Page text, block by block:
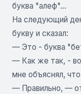
буква "алеф"...
На следующий
букву и сказал:
— Это - буква
— Как же так, -
мне объяснял,
— Правильно, —